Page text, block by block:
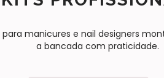
para manicures e nail designers
a bancada com praticidade.